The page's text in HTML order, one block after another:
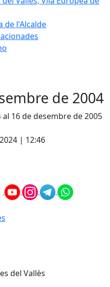
de l'Alcalde
de 2004
16 de desembre de 2005
| 12:46
del Vallès